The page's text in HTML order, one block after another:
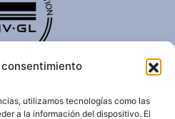
utilizamos tecnologías como las
a la información del dispositivo. El
que una organización
de calidad, seguridad,